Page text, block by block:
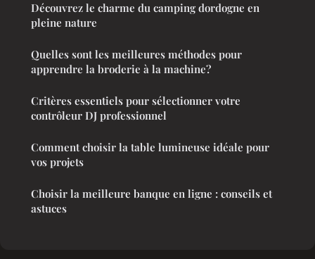
Découvrez le charme du camping dordogne en
pleine nature
Quelles sont les meilleures méthodes pour
apprendre la broderie à la machine?
Critères essentiels pour sélectionner votre
contrôleur DJ professionnel
Comment choisir la table lumineuse idéale pour
vos projets
Choisir la meilleure banque en ligne : conseils et
astuces